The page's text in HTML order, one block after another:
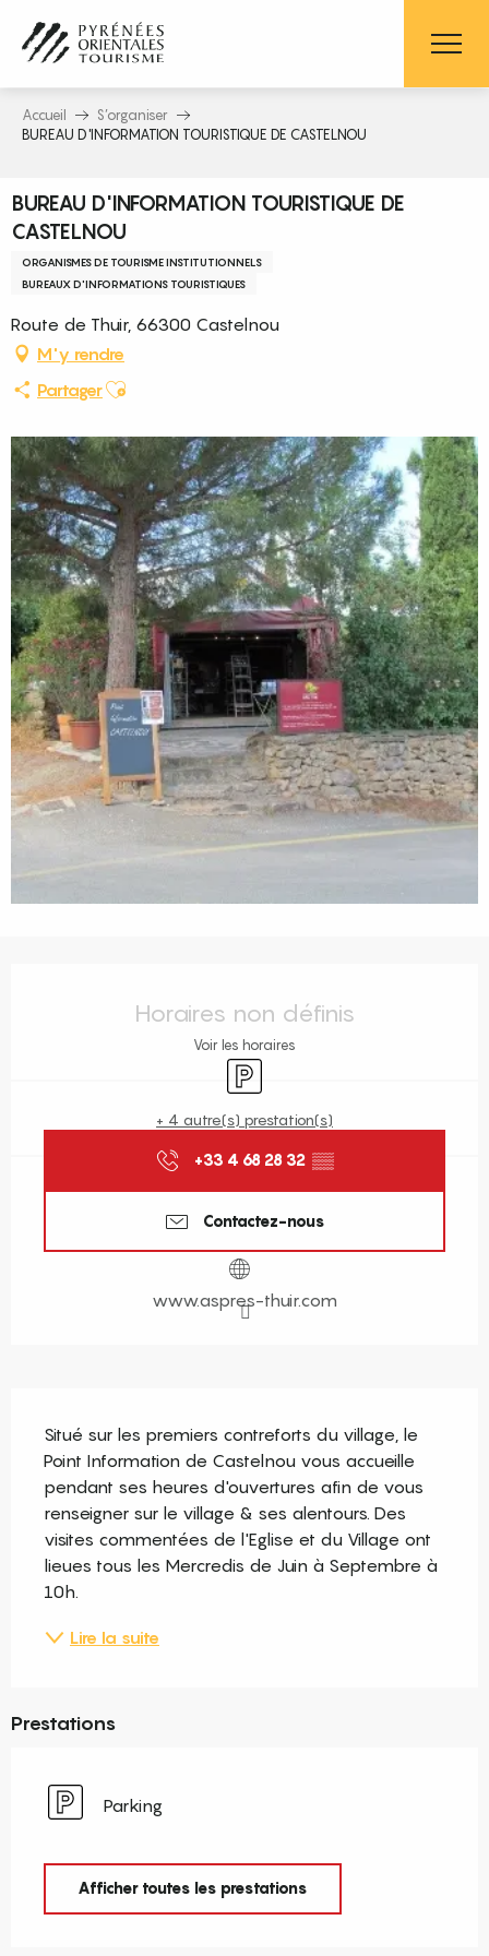
contenu
principal
Accueil
S’organiser
BUREAU D'INFORMATION TOURISTIQUE DE CASTELNOU
BUREAU D'INFORMATION TOURISTIQUE DE
CASTELNOU
ORGANISMES DE TOURISME INSTITUTIONNELS
BUREAUX D'INFORMATIONS TOURISTIQUES
Route de Thuir, 66300 Castelnou
M'y rendre
PartagerAjouter aux favoris
Horaires non définis
Voir les horaires
Parking
+ 4 autre(s) prestation(s)
+33 4 68 28 32 ▒▒
Contactez-nous
www.aspres-thuir.com
Situé sur les premiers contreforts du village, le
Point Information de Castelnou vous accueille
pendant ses heures d'ouvertures afin de vous
renseigner sur le village & ses alentours. Des
visites commentées de l'Eglise et du Village ont
lieues tous les Mercredis de Juin à Septembre à
10h.
Lire la suite
Prestations
Parking
Afficher toutes les prestations